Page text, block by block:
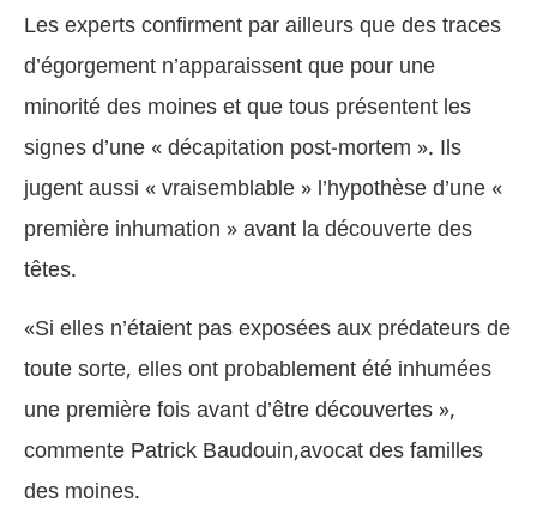
Les experts confirment par ailleurs que des traces
d’égorgement n’apparaissent que pour une
minorité des moines et que tous présentent les
signes d’une « décapitation post-mortem ». Ils
jugent aussi « vraisemblable » l’hypothèse d’une «
première inhumation » avant la découverte des
têtes.
«Si elles n’étaient pas exposées aux prédateurs de
toute sorte, elles ont probablement été inhumées
une première fois avant d’être découvertes »,
commente Patrick Baudouin,avocat des familles
des moines.